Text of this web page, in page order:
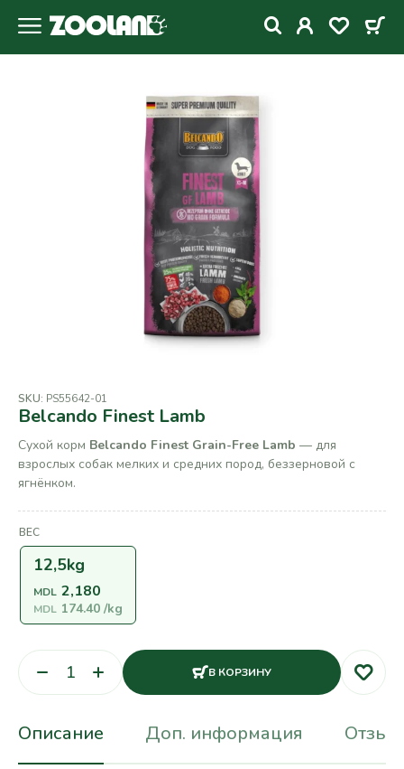
SKU: PS55642-01
Belcando Finest Lamb
Сухой корм Belcando Finest Grain-Free Lamb — для
взрослых собак мелких и средних пород, беззерновой с
ягнёнком.
ВЕС
12,5kg
MDL 2,180
MDL 174.40/kg
В КОРЗИНУ
Описание Доп. информация